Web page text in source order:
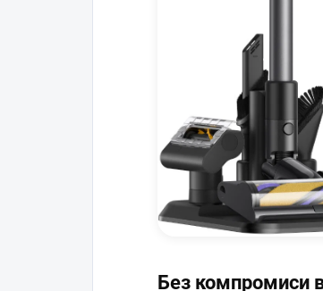
Без компромиси